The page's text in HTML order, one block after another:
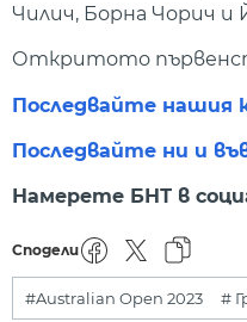
Чилич, Борна Чорич
Откритото
Последвайте нашия
Последвайте ни и
Намерете БНТ в
Сподели
#Australian Open 2023 #